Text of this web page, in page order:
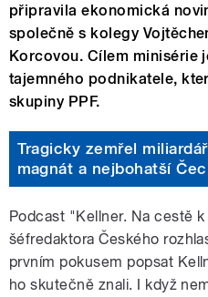
připravila ekonomická
společně s kolegy
Korcovou. Cílem minisérie
tajemného podnikatele,
skupiny PPF.
Tragicky zemřel
magnát a nejbohatší
Podcast "Kellner. Na cestě
šéfredaktora Českého
prvním pokusem popsat
ho skutečně znali. I když